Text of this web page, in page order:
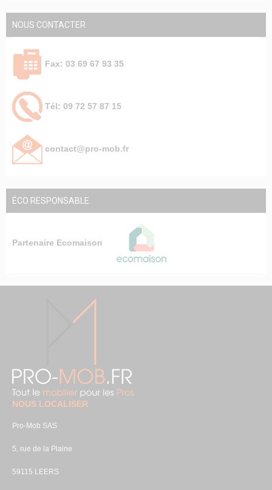
NOUS CONTACTER
Fax: 03 69 67 93 35
Tél: 09 72 57 87 15
contact@pro-mob.fr
ÉCO RESPONSABLE
Partenaire Ecomaison
NOUS LOCALISER
Pro-Mob SAS
5, rue de la Plaine
59115 LEERS